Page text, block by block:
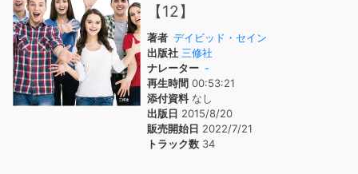
【12】
著者 デイビッド・セイン
出版社 三修社
ナレーター -
再生時間 00:53:21
添付資料なし
出版日 2015/8/20
販売開始日 2022/7/21
トラック数 34